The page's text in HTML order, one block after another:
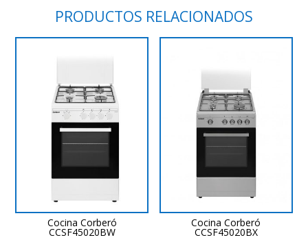
PRODUCTOS RELACIONADOS
Cocina Corberó
CCSF45020BW
Cocina Corberó
CCSF45020BX